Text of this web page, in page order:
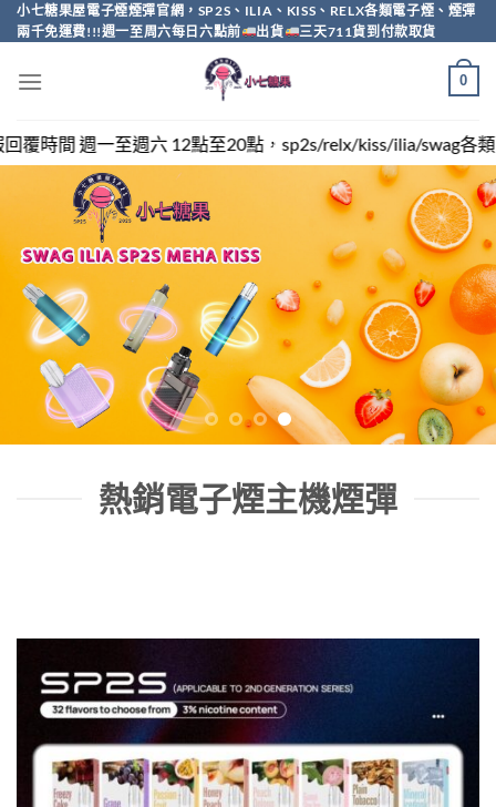
Skip
to
小七糖果屋電子煙煙彈官網，SP2S、ILIA、KISS、RELX各類電子煙、煙彈
兩千免運費!!!週一至周六每日六點前
出貨 三天711貨到付款取貨
0
至20點，sp2s/relx/kiss/ilia/swag各類電子煙煙彈買越多越便
熱銷電子煙主機煙彈